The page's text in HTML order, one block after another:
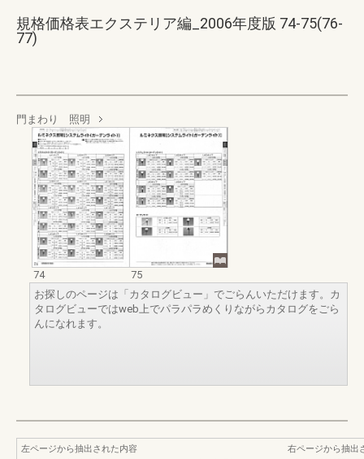
規格価格表エクステリア編_2006年度版 74-75(76-
77)
門まわり 照明
74
75
お探しのページは「カタログビュー」でごらんいただけます。カ
タログビューではweb上でパラパラめくりながらカタログをごら
んになれます。
左ページから抽出された内容
右ページから抽出